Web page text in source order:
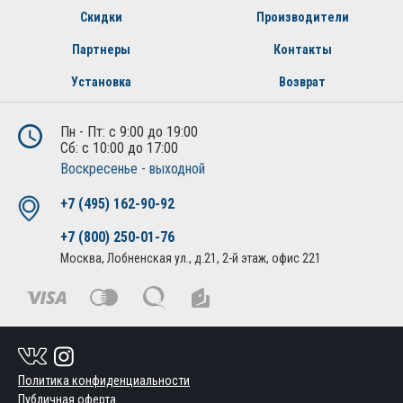
Скидки Производители
Партнеры Контакты
Установка Возврат
Пн - Пт: с 9:00 до 19:00
Сб: с 10:00 до 17:00
Воскресенье - выходной
+7 (495) 162-90-92
+7 (800) 250-01-76
Москва, Лобненская ул., д.21, 2-й этаж, офис 221
Политика конфиденциальности
Публичная оферта